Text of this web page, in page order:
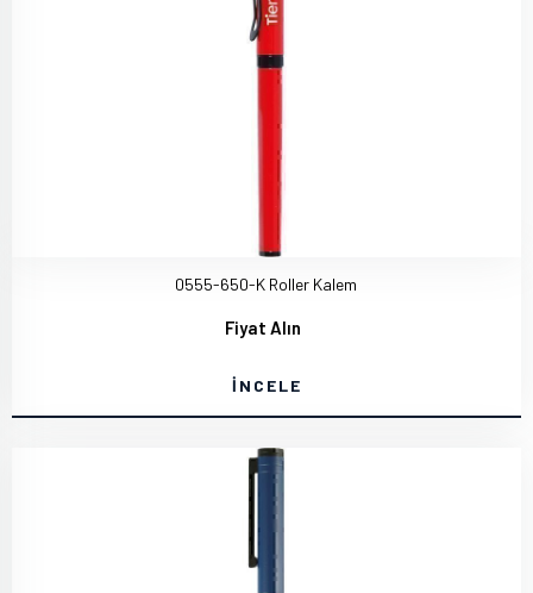
0555-650-K Roller Kalem
Fiyat Alın
İNCELE